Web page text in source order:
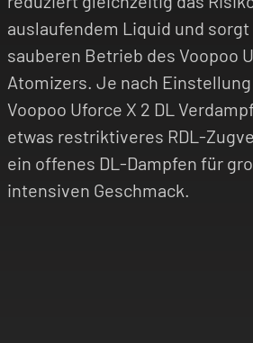
auslaufendem Liquid und
sauberen Betrieb des Voopoo
Atomizers. Je nach
Voopoo Uforce X 2 DL
etwas restriktiveres RDL-
ein offenes DL-Dampfen für
intensiven Geschmack.